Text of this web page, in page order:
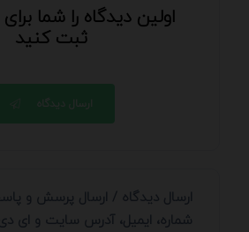
اولین دیدگاه را شما
ثبت کنید
ارسال دیدگاه
ارسال دیدگاه / ارسال پرسش و
شماره، ایمیل، آدرس سایت و ای